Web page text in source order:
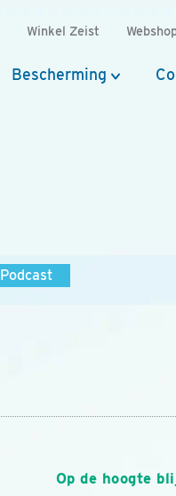
Winkel Zeist
Bescherming
Podcast
Op de hoogte